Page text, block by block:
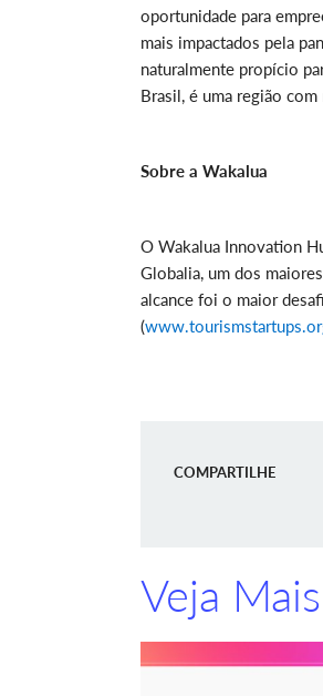
oportunidade para
mais impactados pela
naturalmente propício
Brasil, é uma região com
Sobre a Wakalua
O Wakalua Innovation
Globalia, um dos
alcance foi o maior
(
COMPARTILHE
Veja Mais